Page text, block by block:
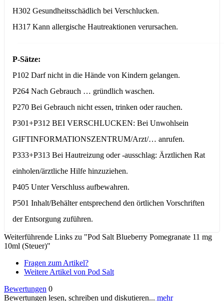
H302 Gesundheitsschädlich bei Verschlucken.
H317 Kann allergische Hautreaktionen verursachen.
P-Sätze:
P102 Darf nicht in die Hände von Kindern gelangen.
P264 Nach Gebrauch … gründlich waschen.
P270 Bei Gebrauch nicht essen, trinken oder rauchen.
P301+P312 BEI VERSCHLUCKEN: Bei Unwohlsein
GIFTINFORMATIONSZENTRUM/Arzt/… anrufen.
P333+P313 Bei Hautreizung oder -ausschlag: Ärztlichen Rat
einholen/ärztliche Hilfe hinzuziehen.
P405 Unter Verschluss aufbewahren.
P501 Inhalt/Behälter entsprechend den örtlichen Vorschriften
der Entsorgung zuführen.
Weiterführende Links zu "Pod Salt Blueberry Pomegranate 11 mg
10ml (Steuer)"
Fragen zum Artikel?
Weitere Artikel von Pod Salt
Bewertungen 0
Bewertungen lesen, schreiben und diskutieren... mehr